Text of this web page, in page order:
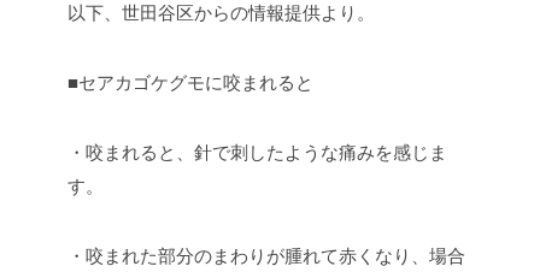
以下、世田谷区からの情報提供より。
■セアカゴケグモに咬まれると
・咬まれると、針で刺したような痛みを感じま
す。
・咬まれた部分のまわりが腫れて赤くなり、場合